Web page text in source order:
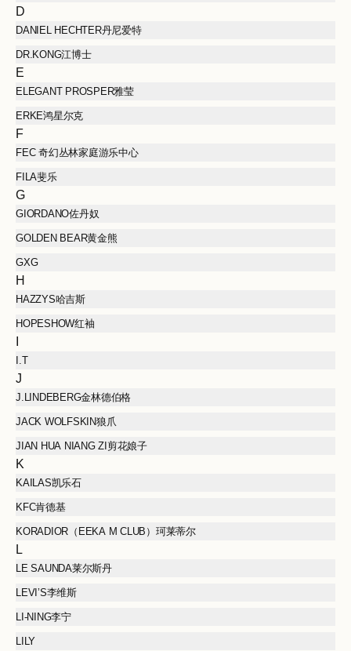
D
DANIEL HECHTER丹尼爱特
DR.KONG江博士
E
ELEGANT PROSPER雅莹
ERKE鸿星尔克
F
FEC 奇幻丛林家庭游乐中心
FILA斐乐
G
GIORDANO佐丹奴
GOLDEN BEAR黄金熊
GXG
H
HAZZYS哈吉斯
HOPESHOW红袖
I.T
J
J.LINDEBERG金林德伯格
JACK WOLFSKIN狼爪
JIAN HUA NIANG ZI剪花娘子
K
KAILAS凯乐石
KFC肯德基
KORADIOR（EEKA M CLUB）珂莱蒂尔
L
LE SAUNDA莱尔斯丹
LEVI’S李维斯
LI-NING李宁
LILY